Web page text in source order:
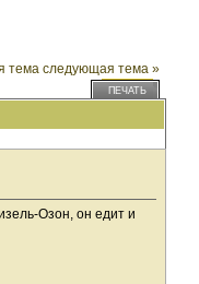
тема следующая тема »
ПЕЧАТЬ
Озон, он едит и